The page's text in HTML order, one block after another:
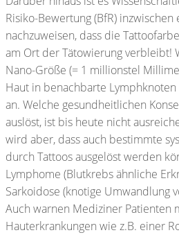
Risiko-Bewertung (BfR) inzwischen
nachzuweisen, dass die
am Ort der Tätowierung verbleibt!
Nano-Größe (= 1 millionstel
Haut in benachbarte
an. Welche gesundheitlichen
auslöst, ist bis heute nicht
wird aber, dass auch bestimmte
durch Tattoos ausgelöst werden
Lymphome (Blutkrebs ähnliche
Sarkoidose (knotige Umwandlung
Auch warnen Mediziner Patienten
Hauterkrankungen wie z.B. einer